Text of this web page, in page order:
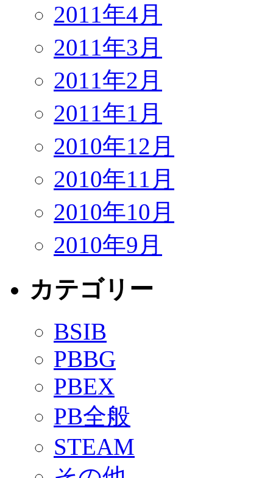
2011年4月
2011年3月
2011年2月
2011年1月
2010年12月
2010年11月
2010年10月
2010年9月
カテゴリー
BSIB
PBBG
PBEX
PB全般
STEAM